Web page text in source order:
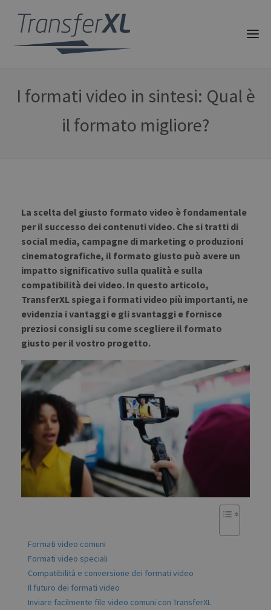
I formati video in sintesi: Qual è
il formato migliore?
La scelta del giusto formato video è fondamentale
per il successo dei contenuti video. Che si tratti di
social media, campagne di marketing o produzioni
cinematografiche, il formato giusto può avere un
impatto significativo sulla qualità e sulla
compatibilità dei video. In questo articolo,
TransferXL spiega i formati video più importanti, ne
evidenzia i vantaggi e gli svantaggi e fornisce
preziosi consigli su come scegliere il formato
giusto per il vostro progetto.
Formati video comuni
Formati video speciali
Compatibilità e conversione dei formati video
Il futuro dei formati video
Inviare facilmente file video comuni con TransferXL